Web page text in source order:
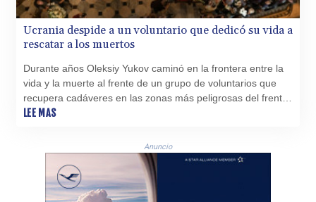
IMP 0.8566
IRR
1590322.371805
ISK 142.598215
JOD 0.819746
JPY 182.445186
KES 149.158147
KGS 101.104505
Ucrania despide a un voluntario que dedicó su vida a
rescatar a los muertos
Durante años Oleksiy Yukov caminó en la frontera entre la
vida y la muerte al frente de un grupo de voluntarios que
recupera cadáveres en las zonas más peligrosas del frente
de Ucrania.
LEE MAS
Anuncio